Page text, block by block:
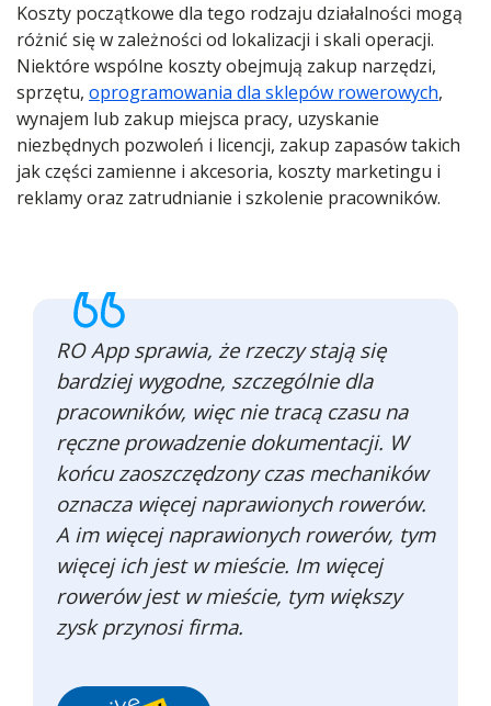
Koszty początkowe dla tego rodzaju działalności mogą
różnić się w zależności od lokalizacji i skali operacji.
Niektóre wspólne koszty obejmują zakup narzędzi,
sprzętu, oprogramowania dla sklepów rowerowych,
wynajem lub zakup miejsca pracy, uzyskanie
niezbędnych pozwoleń i licencji, zakup zapasów takich
jak części zamienne i akcesoria, koszty marketingu i
reklamy oraz zatrudnianie i szkolenie pracowników.
RO App sprawia, że rzeczy stają się
bardziej wygodne, szczególnie dla
pracowników, więc nie tracą czasu na
ręczne prowadzenie dokumentacji. W
końcu zaoszczędzony czas mechaników
oznacza więcej naprawionych rowerów.
A im więcej naprawionych rowerów, tym
więcej ich jest w mieście. Im więcej
rowerów jest w mieście, tym większy
zysk przynosi firma.